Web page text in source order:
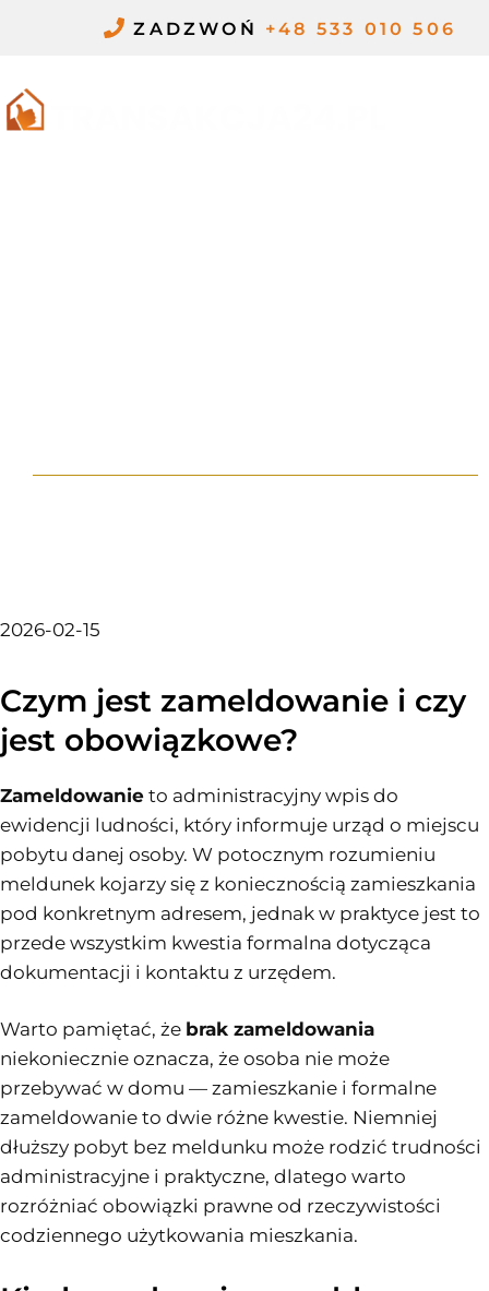
ZADZWOŃ +48 533 010 506
2026-02-15
Czym jest zameldowanie i czy
jest obowiązkowe?
Zameldowanie to administracyjny wpis do
ewidencji ludności, który informuje urząd o miejscu
pobytu danej osoby. W potocznym rozumieniu
meldunek kojarzy się z koniecznością zamieszkania
pod konkretnym adresem, jednak w praktyce jest to
przede wszystkim kwestia formalna dotycząca
dokumentacji i kontaktu z urzędem.
Warto pamiętać, że brak zameldowania
niekoniecznie oznacza, że osoba nie może
przebywać w domu — zamieszkanie i formalne
zameldowanie to dwie różne kwestie. Niemniej
dłuższy pobyt bez meldunku może rodzić trudności
administracyjne i praktyczne, dlatego warto
rozróżniać obowiązki prawne od rzeczywistości
codziennego użytkowania mieszkania.